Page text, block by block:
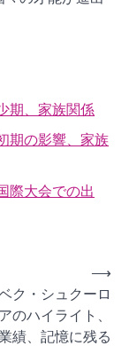
期、家族関係
期の影響、家族
際大会での出
ク・シュクーロ
のハイライト、
績、記憶に残る
⟶